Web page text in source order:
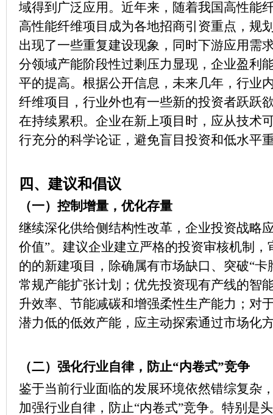
域得到广泛应用。近年来，随着我国高性能
高性能纤维项目成为各地招商引资重点，规
出现了一些重复建设现象，同时下游应用需
分领域产能阶段性过剩压力显现，企业盈利
平的提高。根据公开信息，未来几年，行业
纤维项目，行业外也有一些新的投资者跃跃
在持续累积。企业在新上项目时，应从技术
行充分的科学论证，避免盲目投资和低水平
四、建议和倡议
（一）控制增量，优化存量
继续深化供给侧结构性改革，企业投资战略
价值”。建议企业建立严格的投资审核机制
的的新建项目，除确属有市场缺口、突破“
常规产能扩张计划；优先投资现有产线的智
升效率、节能减碳和增强柔性生产能力；对
潜力低的低效产能，应主动探索通过市场化
（二）强化行业自律，防止“内卷式”竞争
鉴于当前行业面临的发展环境依然错综复杂
加强行业自律，防止“内卷式”竞争。特别是